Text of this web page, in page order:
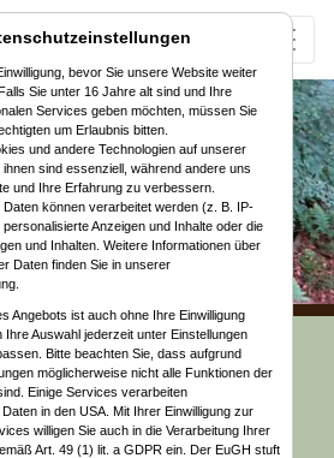
3D in
bevor Sie unsere Website weiter
Sie unter 16 Jahre alt sind und Ihre
Services geben möchten, müssen Sie
um Erlaubnis bitten.
und andere Technologien auf unserer
sind essenziell, während andere uns
und Ihre Erfahrung zu verbessern.
können verarbeitet werden (z. B. IP-
Anzeigen und Inhalte oder die
und Inhalten. Weitere Informationen über
Daten finden Sie in unserer
Angebots ist auch ohne Ihre Einwilligung
Ihre Auswahl jederzeit unter Einstellungen
Bitte beachten Sie, dass aufgrund
möglicherweise nicht alle Funktionen der
Einige Services verarbeiten
in den USA. Mit Ihrer Einwilligung zur
willigen Sie auch in die Verarbeitung Ihrer
Art. 49 (1) lit. a GDPR ein. Der EuGH stuft